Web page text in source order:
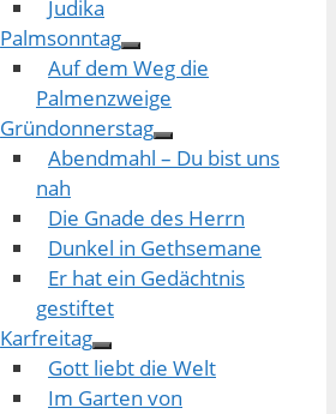
Judika
Palmsonntag
Auf dem Weg die
Palmenzweige
Gründonnerstag
Abendmahl – Du bist uns
nah
Die Gnade des Herrn
Dunkel in Gethsemane
Er hat ein Gedächtnis
gestiftet
Karfreitag
Gott liebt die Welt
Im Garten von